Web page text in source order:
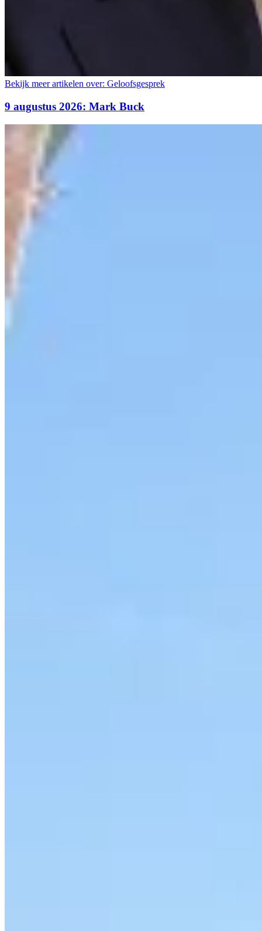
Bekijk meer artikelen over: Geloofsgesprek
9 augustus 2026: Mark Buck